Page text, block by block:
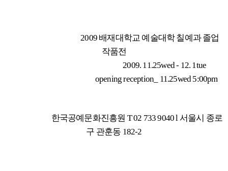
2009 배재대학교 예술대학 칠예과 졸업
작품전
2009. 11.25wed - 12. 1tue
opening reception_ 11.25wed 5:00pm
한국공예문화진흥원 T 02 733 9040 l 서울시 종로
구 관훈동 182-2